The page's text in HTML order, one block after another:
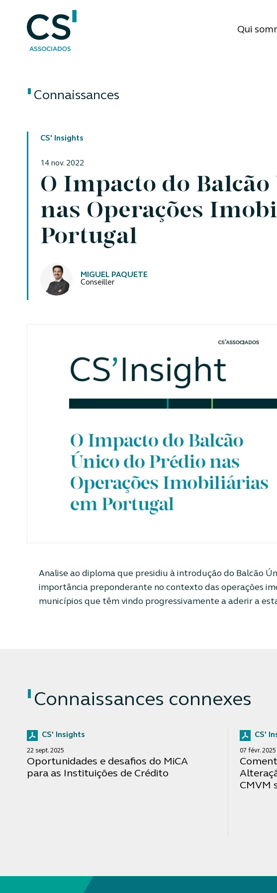
Qui
Connaissances
CS' Insights
14 nov. 2022
O Impacto do
nas Operações
Portugal
Auteurs
MIGUEL PAQUETE
Conseiller
Analise ao diploma que presidiu à introdução do Balcão
importância preponderante no contexto das operações
municípios que têm vindo progressivamente a aderir a
Connaissances connexes
CS' Insights
22 sept. 2025
Oportunidades e desafios do MiCA
para as Instituições de Crédito
CS'
07 févr. 2025
CMVM